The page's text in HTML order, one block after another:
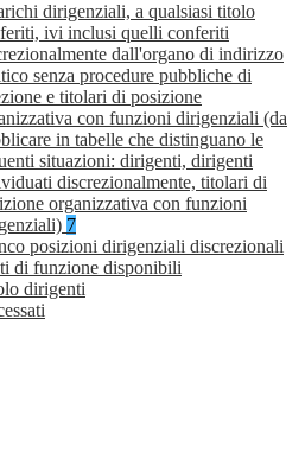
dirigenziali, a qualsiasi titolo
ivi inclusi quelli conferiti
dall'organo di indirizzo
senza procedure pubbliche di
e titolari di posizione
con funzioni dirigenziali (da
in tabelle che distinguano le
situazioni: dirigenti, dirigenti
discrezionalmente, titolari di
organizzativa con funzioni
7
posizioni dirigenziali discrezionali
di funzione disponibili
dirigenti